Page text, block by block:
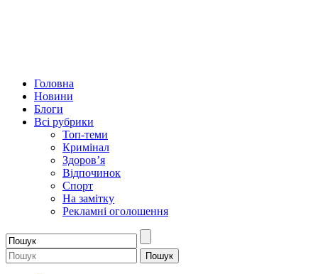
Головна
Новини
Блоги
Всі рубрики
Топ-теми
Кримінал
Здоров’я
Відпочинок
Спорт
На замітку
Рекламні оголошення